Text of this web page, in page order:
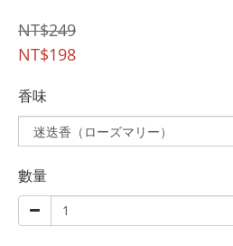
NT$249
NT$198
香味
數量